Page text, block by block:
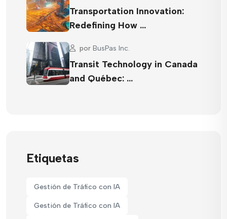
Transportation Innovation:
Redefining How …
por BusPas Inc.
Transit Technology in Canada
and Québec: …
Etiquetas
Gestión de Tráfico con IA
Gestión de Tráfico con IA